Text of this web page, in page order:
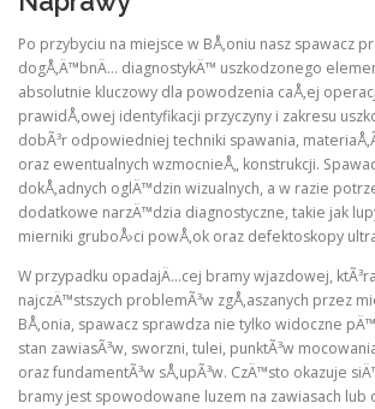
Po przybyciu na miejsce w BÅ‚oniu nasz spawacz
dogÅ‚Ä™bnÄ… diagnostykÄ™ uszkodzonego
absolutnie kluczowy dla powodzenia caÅ‚ej
prawidÅ‚owej identyfikacji przyczyny i zakresu
dobÃ³r odpowiedniej techniki spawania,
oraz ewentualnych wzmocnieÅ„ konstrukcji.
dokÅ‚adnych oglÄ™dzin wizualnych, a w razie
dodatkowe narzÄ™dzia diagnostyczne, takie jak
mierniki gruboÅ›ci powÅ‚ok oraz defektoskopy
W przypadku opadajÄ…cej bramy wjazdowej,
najczÄ™stszych problemÃ³w zgÅ‚aszanych przez
BÅ‚onia, spawacz sprawdza nie tylko widoczne
stan zawiasÃ³w, sworzni, tulei, punktÃ³w
oraz fundamentÃ³w sÅ‚upÃ³w. CzÄ™sto okazuje
bramy jest spowodowane luzem na zawiasach lub